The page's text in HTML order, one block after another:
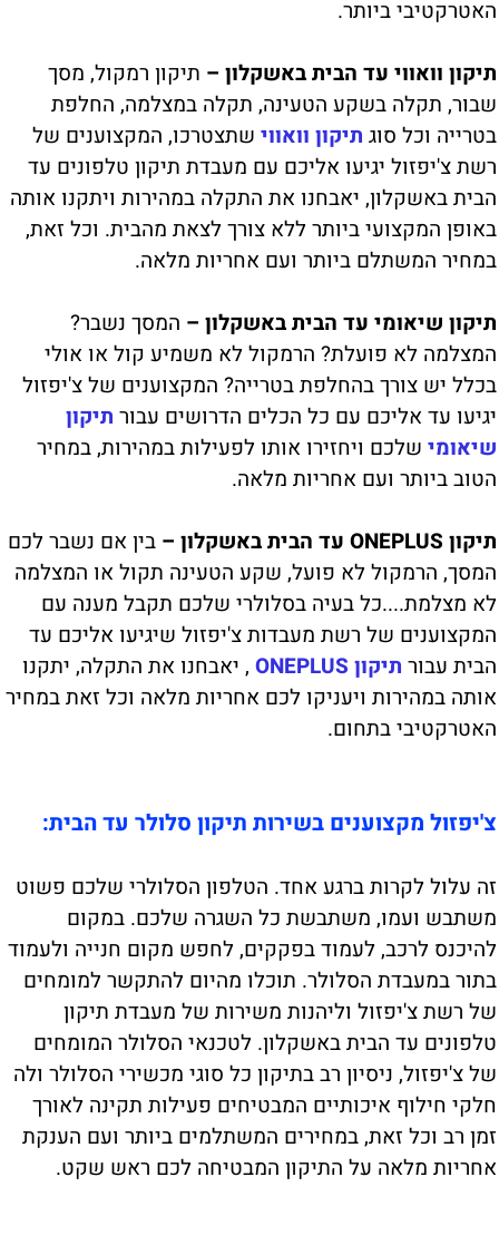
האטרקטיבי ביותר.
תיקון וואווי עד הבית באשקלון – תיקון רמקול, מסך
שבור, תקלה בשקע הטעינה, תקלה במצלמה, החלפת
בטרייה וכל סוג תיקון וואווי שתצטרכו, המקצוענים של
רשת צ'יפזול יגיעו אליכם עם מעבדת תיקון טלפונים עד
הבית באשקלון, יאבחנו את התקלה במהירות ויתקנו אותה
באופן המקצועי ביותר ללא צורך לצאת מהבית. וכל זאת,
במחיר המשתלם ביותר ועם אחריות מלאה.
תיקון שיאומי עד הבית באשקלון – המסך נשבר?
המצלמה לא פועלת? הרמקול לא משמיע קול או אולי
בכלל יש צורך בהחלפת בטרייה? המקצוענים של צ'יפזול
יגיעו עד אליכם עם כל הכלים הדרושים עבור תיקון
שיאומי שלכם ויחזירו אותו לפעילות במהירות, במחיר
הטוב ביותר ועם אחריות מלאה.
תיקון ONEPLUS עד הבית באשקלון –
בין אם נשבר לכם
המסך, הרמקול לא פועל, שקע הטעינה תקול או המצלמה
לא מצלמת....כל בעיה בסלולרי שלכם תקבל מענה עם
המקצוענים של רשת מעבדות צ'יפזול שיגיעו אליכם עד
הבית עבור תיקון ONEPLUS
, יאבחנו את התקלה, יתקנו
אותה במהירות ויעניקו לכם אחריות מלאה וכל זאת במחיר
האטרקטיבי בתחום.
צ'יפזול מקצוענים בשירות תיקון סלולר עד הבית:
זה עלול לקרות ברגע אחד. הטלפון הסלולרי שלכם פשוט
משתבש ועמו, משתבשת כל השגרה שלכם. במקום
להיכנס לרכב, לעמוד בפקקים, לחפש מקום חנייה ולעמוד
בתור במעבדת הסלולר. תוכלו מהיום להתקשר למומחים
של רשת צ'יפזול וליהנות משירות של מעבדת תיקון
טלפונים עד הבית באשקלון. לטכנאי הסלולר המומחים
של צ'יפזול, ניסיון רב בתיקון כל סוגי מכשירי הסלולר ולה
חלקי חילוף איכותיים המבטיחים פעילות תקינה לאורך
זמן רב וכל זאת, במחירים המשתלמים ביותר ועם הענקת
אחריות מלאה על התיקון המבטיחה לכם ראש שקט.